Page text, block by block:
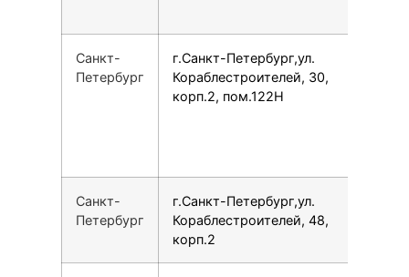
Санкт-
Петербург
г.Санкт-Петербург,ул.
Кораблестроителей, 30,
корп.2, пом.122Н
Санкт-
Петербург
г.Санкт-Петербург,ул.
Кораблестроителей, 48,
корп.2